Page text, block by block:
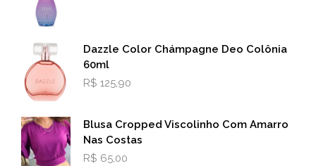
Dazzle Color Chámpagne Deo Colônia
60ml
R$ 125,90
Blusa Cropped Viscolinho Com Amarro
Nas Costas
R$ 65,00